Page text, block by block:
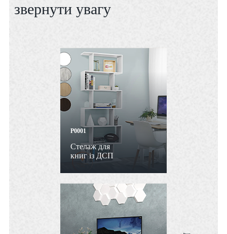
звернути увагу
P0001
Стелаж для
книг із ДСП